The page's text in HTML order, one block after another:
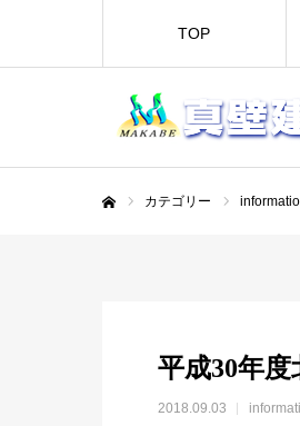
TOP
カテゴリー
平成30年
2018.09.03